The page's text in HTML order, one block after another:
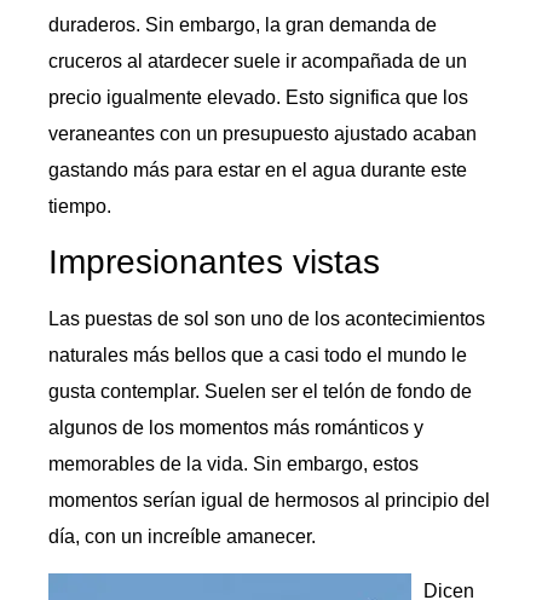
duraderos. Sin embargo, la gran demanda de
cruceros al atardecer suele ir acompañada de un
precio igualmente elevado. Esto significa que los
veraneantes con un presupuesto ajustado acaban
gastando más para estar en el agua durante este
tiempo.
Impresionantes vistas
Las puestas de sol son uno de los acontecimientos
naturales más bellos que a casi todo el mundo le
gusta contemplar. Suelen ser el telón de fondo de
algunos de los momentos más románticos y
memorables de la vida. Sin embargo, estos
momentos serían igual de hermosos al principio del
día, con un increíble amanecer.
Dicen